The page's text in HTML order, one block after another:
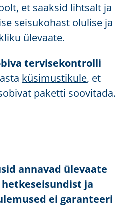
et saaksid lihtsalt ja
seisukohast olulise ja
ülevaate.
tervisekontrolli
küsimustikule, et
paketti soovitada.
annavad ülevaate
ja
ei garanteeri